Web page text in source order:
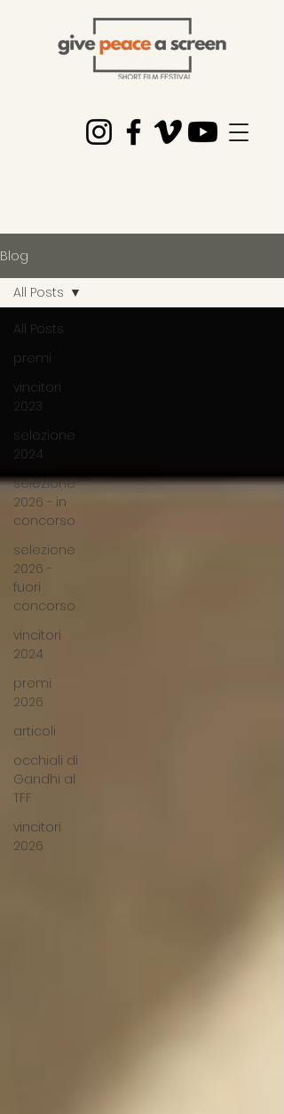
Blog
All Posts
premi
vincitori
2023
selezione
2024
selezione
2026 - in
concorso
selezione
2026 -
fuori
concorso
vincitori
2024
premi
2026
articoli
occhiali di
Gandhi al
TFF
vincitori
2026
All Posts